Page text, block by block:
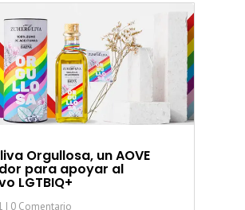
Orgullosa, un AOVE
para apoyar al
LGTBIQ+
| 0 Comentario